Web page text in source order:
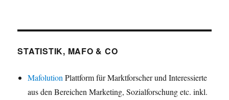
STATISTIK, MAFO & CO
Mafolution Plattform für Marktforscher und Interessierte
aus den Bereichen Marketing, Sozialforschung etc. inkl.